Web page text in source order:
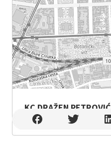
KC DRAŽEN PETROVIĆ
KC DRAŽEN PETROVIĆ , Zagreb